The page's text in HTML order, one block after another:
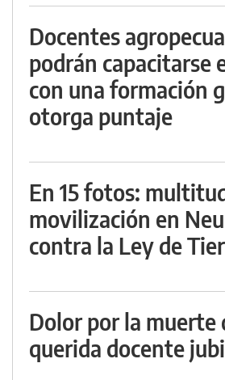
Docentes
podrán capacitarse
con una formación
otorga puntaje
En 15 fotos:
movilización en
contra la Ley de
Dolor por la muerte
querida docente